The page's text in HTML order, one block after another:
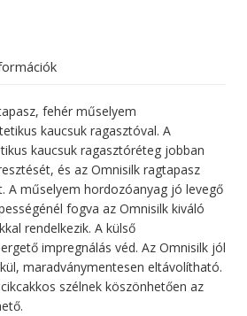
fehér műselyem
kaucsuk ragasztóval. A
kaucsuk ragasztóréteg jobban
és az Omnisilk ragtapasz
A műselyem hordozóanyag jó levegő
fogva az Omnisilk kiváló
rendelkezik. A külső
impregnálás véd. Az Omnisilk jól
maradványmentesen eltávolítható.
szélnek köszönhetően az